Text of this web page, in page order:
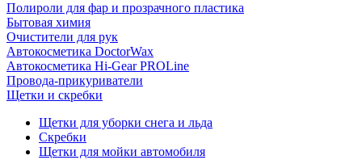
Полироли для фар и прозрачного пластика
Бытовая химия
Очистители для рук
Автокосметика DoctorWax
Автокосметика Hi-Gear PROLine
Провода-прикуриватели
Щетки и скребки
Щетки для уборки снега и льда
Скребки
Щетки для мойки автомобиля